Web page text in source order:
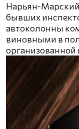
Нарьян-Марский
бывших
автоколонны
виновными в
организованной